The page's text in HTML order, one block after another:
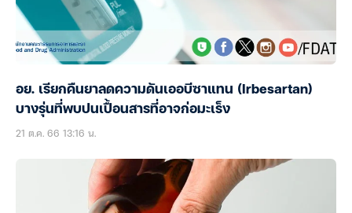
อย. เรียกคืนยาลดความดันเออบีซาแทน (Irbesartan)
บางรุ่นที่พบปนเปื้อนสารที่อาจก่อมะเร็ง
21 ต.ค. 66 13:16 น.